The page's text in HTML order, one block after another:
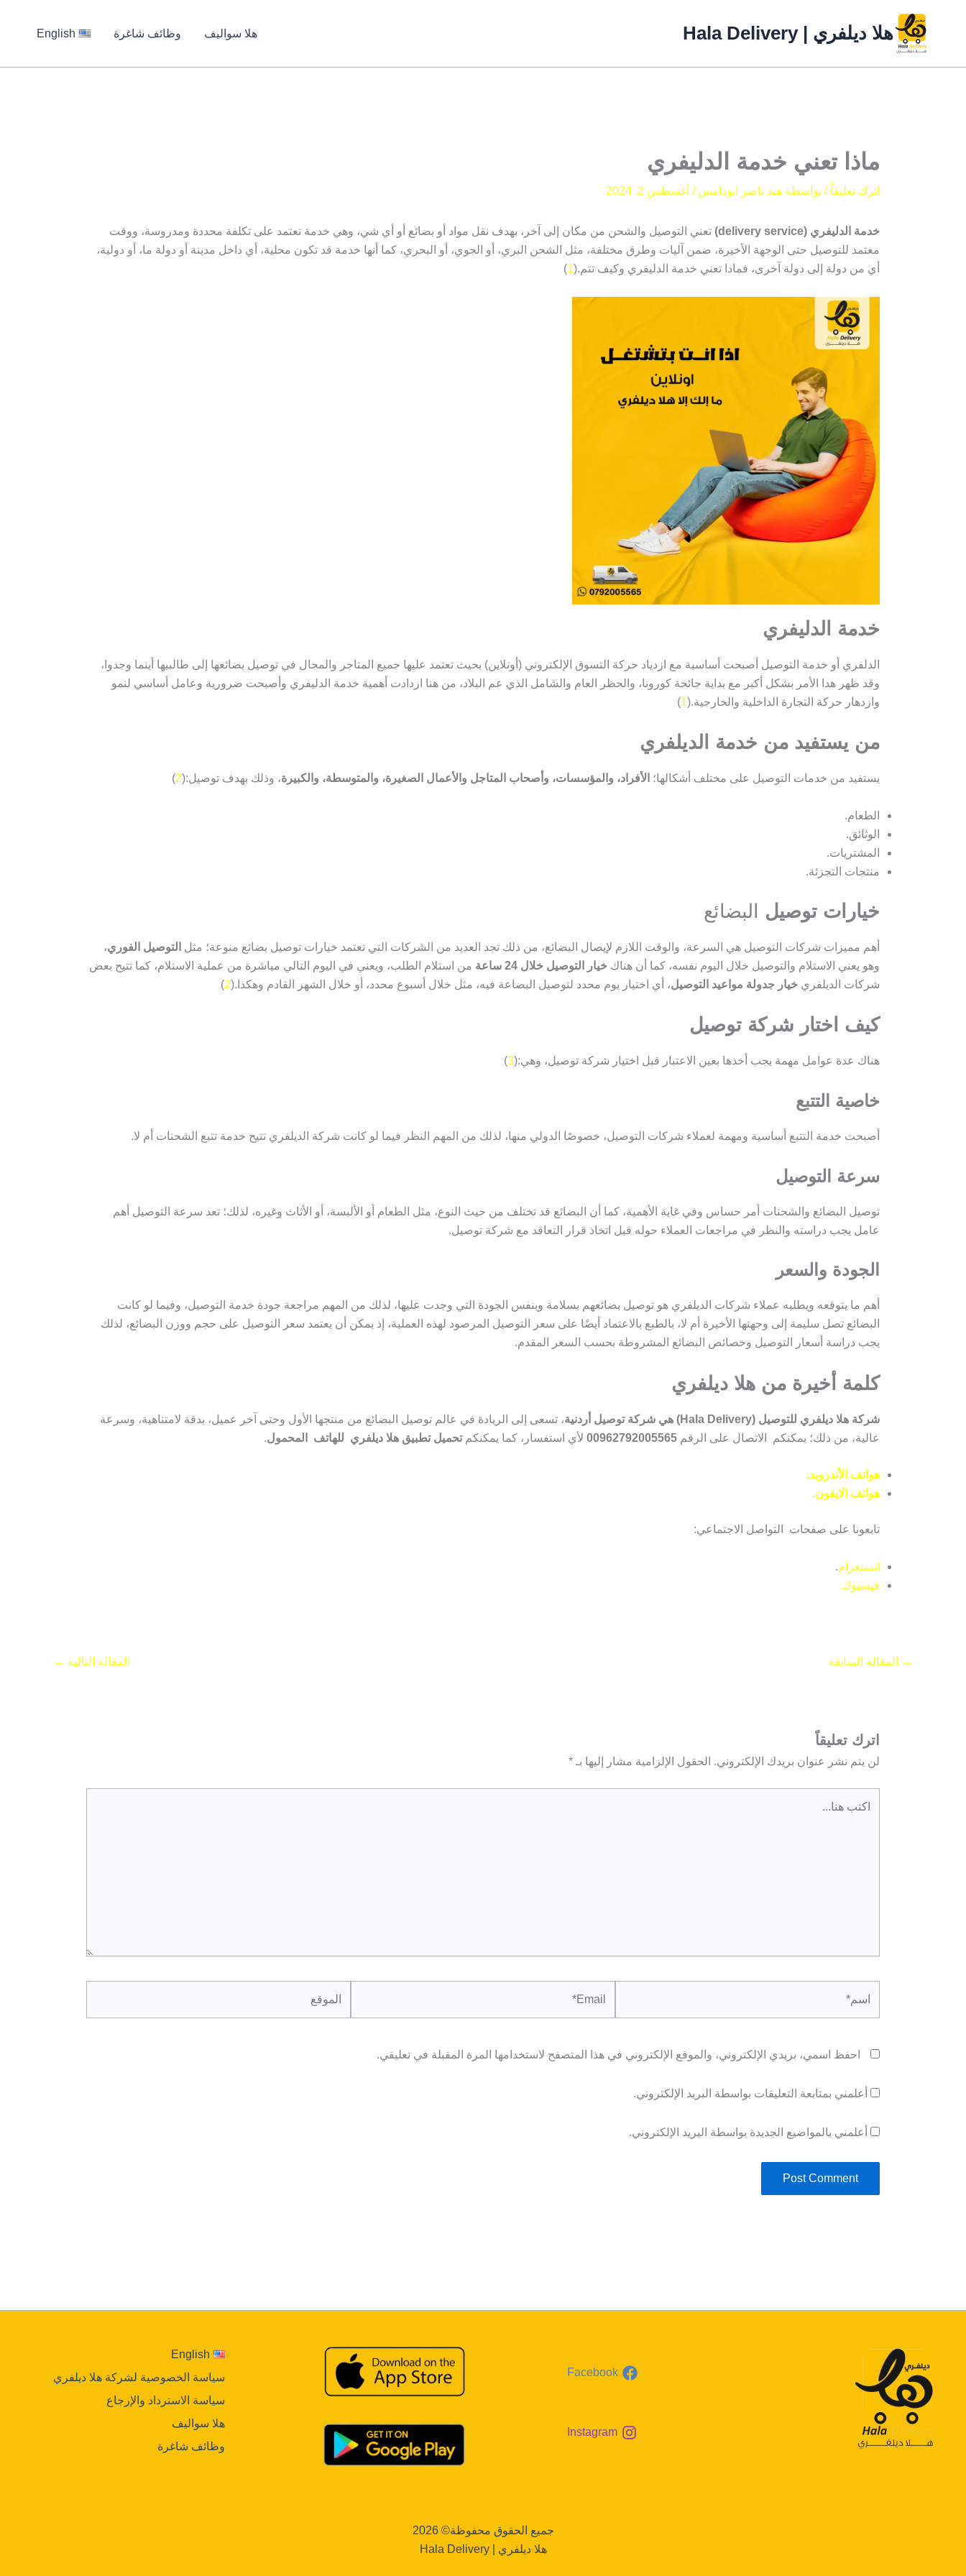
هلا ديلفري | Hala Delivery هلا سواليف وظائف شاغرة English
ماذا تعني خدمة الدليفري
اترك تعليقاً / بواسطة هند ناصر ابودامس/ أغسطس 2, 2024
خدمة الدليفري (delivery service)
تعني التوصيل والشحن من مكان إلى آخر، بهدف نقل مواد أو بضائع أو أي شي، وهي خدمة تعتمد على تكلفة محددة ومدروسة، ووقت
معتمد للتوصيل حتى الوجهة الأخيرة، ضمن آليات وطرق مختلفة، مثل الشحن البري، أو الجوي، أو البحري، كما أنها خدمة قد تكون محلية، أي داخل مدينة أو دولة ما، أو دولية،
أي من دولة إلى دولة آخرى، فمادا تعني خدمة الدليفري وكيف تتم.(1
)
خدمة الدليفري
الدلفري أو خدمة التوصيل أصبحت أساسية مع ازدياد حركة التسوق الإلكتروني (أونلاين) بحيث تعتمد عليها جميع المتاجر والمحال في توصيل بضائعها إلى طالبيها أينما وجدوا،
وقد ظهر هدا الأمر بشكل أكبر مع بداية جائحة كورونا، والحظر العام والشامل الذي عم البلاد، من هنا ازدادت أهمية خدمة الدليفري وأصبحت ضرورية وعامل أساسي لنمو
وازدهار حركة التجارة الداخلية والخارجية.(1
)
من يستفيد من خدمة الديلفري
يستفيد من خدمات التوصيل على مختلف أشكالها؛ الأفراد، والمؤسسات، وأصحاب المتاجل والأعمال الصغيرة، والمتوسطة، والكبيرة، وذلك بهدف توصيل:(2
)
الطعام.
الوثائق.
المشتريات.
منتجات التجزئة.
خيارات توصيل البضائع
أهم مميزات شركات التوصيل هي السرعة، والوقت اللازم لإيصال البضائع، من ذلك تجد العديد من الشركات التي تعتمد خيارات توصيل بضائع منوعة؛ مثل التوصيل الفوري،
وهو يعني الاستلام والتوصيل خلال اليوم نفسه، كما أن هناك خيار التوصيل خلال 24 ساعة
من استلام الطلب، ويعني في اليوم التالي مباشرة من عملية الاستلام، كما تتيح بعض
شركات الديلفري خيار جدولة مواعيد التوصيل، أي اختيار يوم محدد لتوصيل البضاعة فيه، مثل خلال أسبوع محدد، أو خلال الشهر القادم وهكذا.(2
)
كيف اختار شركة توصيل
هناك عدة عوامل مهمة يجب أخذها بعين الاعتبار قبل اختيار شركة توصيل، وهي:(3
)
خاصية التتبع
أصبحت خدمة التتبع أساسية ومهمة لعملاء شركات التوصيل، خصوصًا الدولي منها، لذلك من المهم النظر فيما لو كانت شركة الديلفري تتيح خدمة تتبع الشحنات أم لا.
سرعة التوصيل
توصيل البضائع والشحنات أمر حساس وفي غاية الأهمية، كما أن البضائع قد تختلف من حيث النوع، مثل الطعام أو الألبسة، أو الأثاث وغيره، لذلك؛ تعد سرعة التوصيل أهم
عامل يجب دراسته والنظر في مراجعات العملاء حوله قبل اتخاذ قرار التعاقد مع شركة توصيل.
الجودة والسعر
أهم ما يتوقعه ويطلبه عملاء شركات الديلفري هو توصيل بضائعهم بسلامة وبنفس الجودة التي وجدت عليها، لذلك من المهم مراجعة جودة خدمة التوصيل، وفيما لو كانت
البضائع تصل سليمة إلى وجهتها الأخيرة أم لا، بالطبع بالاعتماد أيضًا على سعر التوصيل المرصود لهذه العملية، إذ يمكن أن يعتمد سعر التوصيل على حجم ووزن البضائع، لذلك
يجب دراسة أسعار التوصيل وخصائص البضائع المشروطة بحسب السعر المقدم.
كلمة أخيرة من هلا ديلفري
شركة هلا ديلفري للتوصيل (Hala Delivery) هي شركة توصيل أردنية
، تسعى إلى الريادة في عالم توصيل البضائع من منتجها الأول وحتى آخر عميل، بدقة لامتناهية، وسرعة
عالية، من ذلك؛ يمكنكم الاتصال على الرقم 00962792005565 لأي استفسار، كما يمكنكمتحميل تطبيق هلا ديلفري للهاتف المحمول.
هواتف الأندرويد.
هواتف الايفون.
تابعونا على صفحات التواصل الاجتماعي:
انستغرام.
فيسبوك.
→ المقالة السابقة المقالة التالية ←
اترك تعليقاً
لن يتم نشر عنوان بريدك الإلكتروني. الحقول الإلزامية مشار إليها بـ *
احفظ اسمي، بريدي الإلكتروني، والموقع الإلكتروني في هذا المتصفح لاستخدامها المرة المقبلة في تعليقي.
أعلمني بمتابعة التعليقات بواسطة البريد الإلكتروني.
أعلمني بالمواضيع الجديدة بواسطة البريد الإلكتروني.
Facebook
Instagram
English
سياسة الخصوصية لشركة هلا ديلفري
سياسة الاسترداد والإرجاع
هلا سواليف
وظائف شاغرة
جميع الحقوق محفوظة© 2026
هلا ديلفري | Hala Delivery